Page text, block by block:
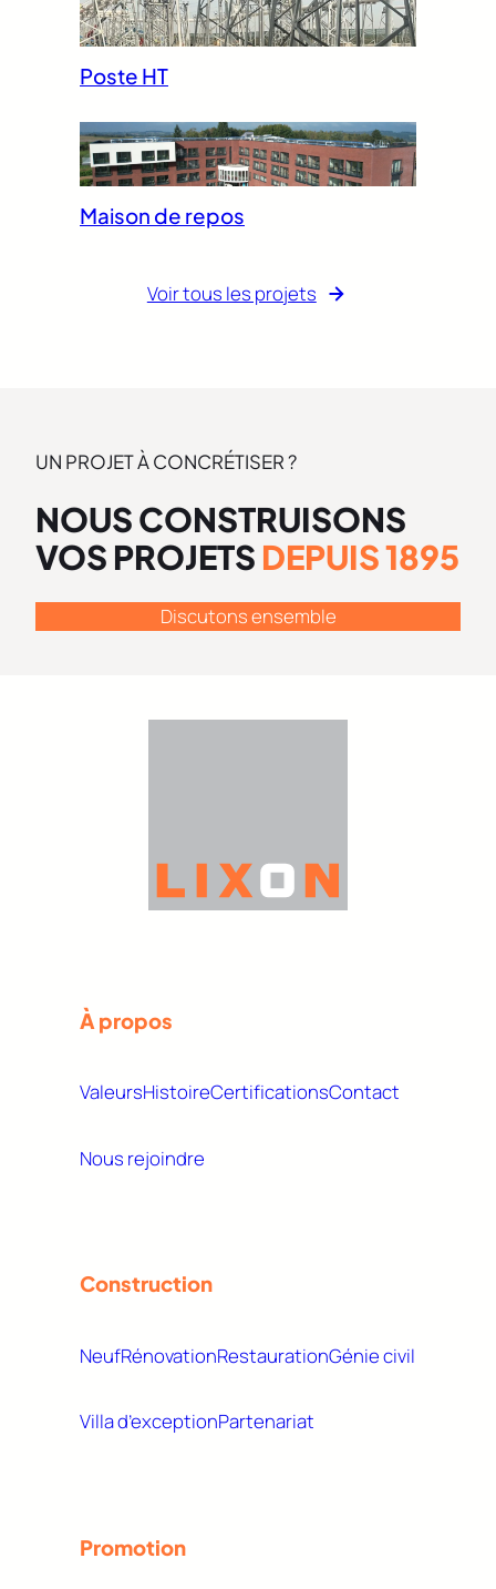
Poste HT
Maison de repos
Voir tous les projets
UN PROJET À CONCRÉTISER ?
NOUS CONSTRUISONS
VOS PROJETS DEPUIS 1895
Discutons ensemble
À propos
ValeursHistoireCertificationsContact
Nous rejoindre
Construction
NeufRénovationRestaurationGénie civil
Villa d’exceptionPartenariat
Promotion